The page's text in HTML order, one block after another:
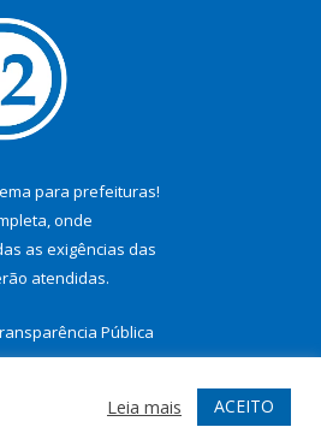
para prefeituras!
onde
as exigências das
atendidas.
Pública
Leia mais ACEITO